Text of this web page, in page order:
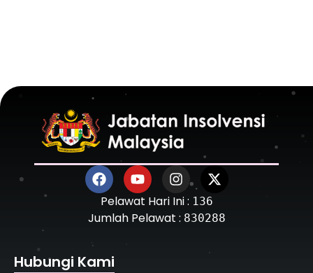
Pelawat Hari Ini : 136
Jumlah Pelawat : 830288
Hubungi Kami